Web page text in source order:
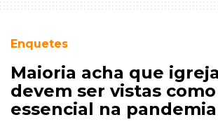
Enquetes
Maioria acha que
devem ser vistas
essencial na pandemia